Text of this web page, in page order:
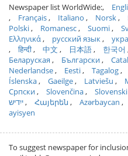
Newspaper list WorldWide:
Français
Italiano Norsk
Polski
Romanesc Suomi
Ελληνικά
русский язык
हिन्दी
中文 日本語 한국어
Беларуская
Български
Nederlandse
Eesti Tagalog
Íslenska
Gaeilge Latviešu
Српски
Slovenčina Slovenski
ייִדיש
Հայերեն Azərbaycan
ayisyen
To suggest newspaper for